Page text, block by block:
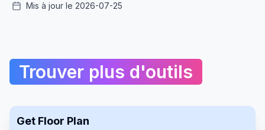
Mis à jour le 2026-07-25
Trouver plus d'outils
Get Floor Plan